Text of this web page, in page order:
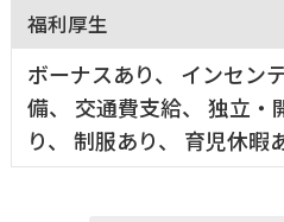
福利厚生
ボーナスあり、 インセン
備、 交通費支給、 独立・
り、 制服あり、 育児休暇